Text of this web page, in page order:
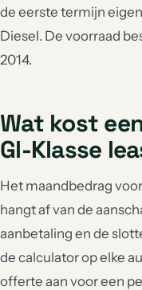
de eerste termijn
Diesel. De voorraad
2014.
Wat kost
Gl-Klasse
Het maandbedrag
hangt af van de
aanbetaling en de
de calculator op elke
offerte aan voor een